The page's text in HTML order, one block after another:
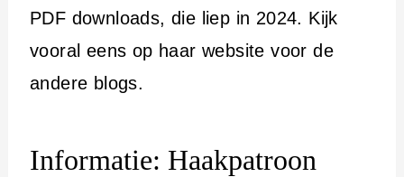
PDF downloads, die liep in 2024. Kijk
vooral eens op haar website voor de
andere blogs.
Informatie: Haakpatroon